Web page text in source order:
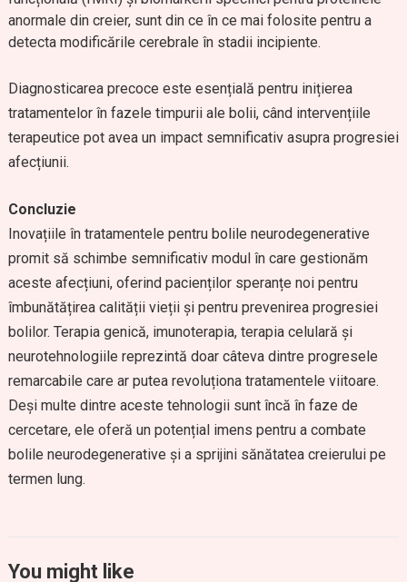
anormale din creier, sunt din ce în ce mai folosite pentru a
detecta modificările cerebrale în stadii incipiente.
Diagnosticarea precoce este esențială pentru inițierea
tratamentelor în fazele timpurii ale bolii, când intervențiile
terapeutice pot avea un impact semnificativ asupra progresiei
afecțiunii.
Concluzie
Inovațiile în tratamentele pentru bolile neurodegenerative
promit să schimbe semnificativ modul în care gestionăm
aceste afecțiuni, oferind pacienților speranțe noi pentru
îmbunătățirea calității vieții și pentru prevenirea progresiei
bolilor. Terapia genică, imunoterapia, terapia celulară și
neurotehnologiile reprezintă doar câteva dintre progresele
remarcabile care ar putea revoluționa tratamentele viitoare.
Deși multe dintre aceste tehnologii sunt încă în faze de
cercetare, ele oferă un potențial imens pentru a combate
bolile neurodegenerative și a sprijini sănătatea creierului pe
termen lung.
You might like